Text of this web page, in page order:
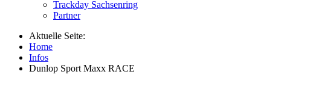
Trackday Sachsenring
Partner
Aktuelle Seite:
Home
Infos
Dunlop Sport Maxx RACE